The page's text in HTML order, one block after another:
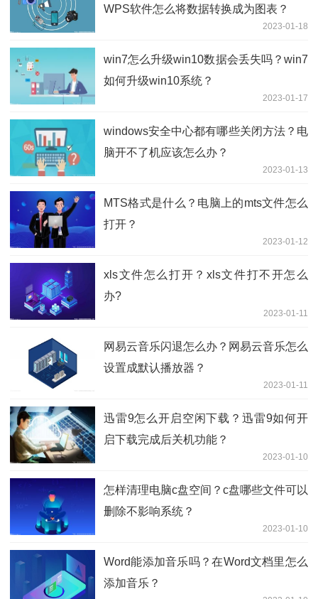
WPS软件怎么将数据转换成为图表？
2023-01-18
win7怎么升级win10数据会丢失吗？win7
如何升级win10系统？
2023-01-17
windows安全中心都有哪些关闭方法？电
脑开不了机应该怎么办？
2023-01-13
MTS格式是什么？电脑上的mts文件怎么
打开？
2023-01-12
xls文件怎么打开？xls文件打不开怎么
办?
2023-01-11
网易云音乐闪退怎么办？网易云音乐怎么
设置成默认播放器？
2023-01-11
迅雷9怎么开启空闲下载？迅雷9如何开
启下载完成后关机功能？
2023-01-10
怎样清理电脑c盘空间？c盘哪些文件可以
删除不影响系统？
2023-01-10
Word能添加音乐吗？在Word文档里怎么
添加音乐？